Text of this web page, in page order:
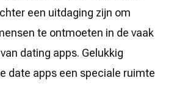
een uitdaging zijn om
te ontmoeten in de vaak
dating apps. Gelukkig
date apps een speciale ruimte